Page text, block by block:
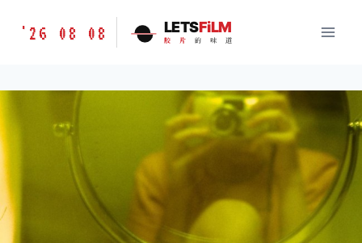
胶
味
LETSFILM
'26 08 08 LETSFiLM
胶 片 的 味 道